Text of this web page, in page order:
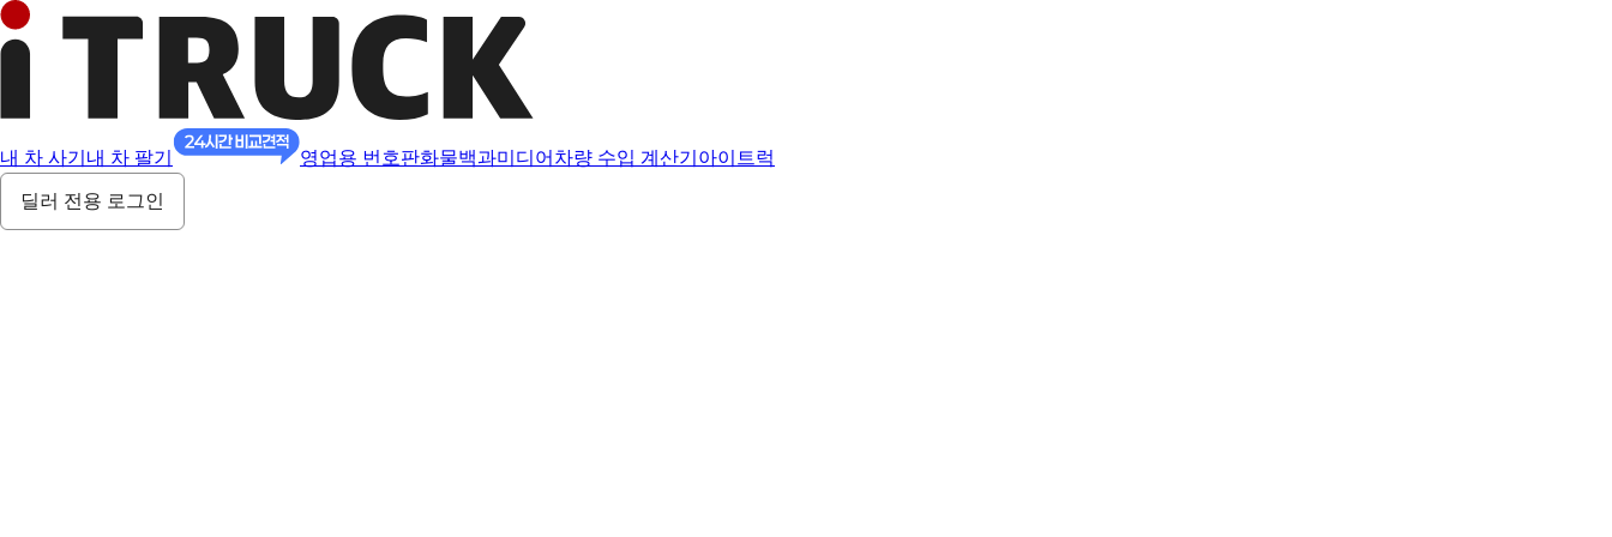
내 차 사기 내 차 팔기 영업용 번호판화물백과미디어 차량 수입 계산기 아이트럭
딜러 전용 로그인